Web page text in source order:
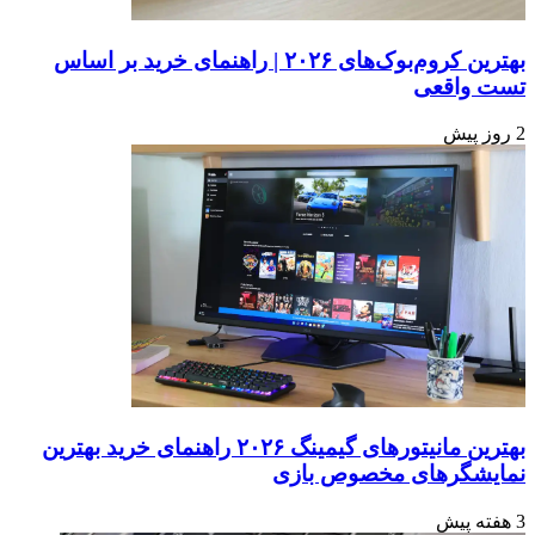
بهترین کروم‌بوک‌های ۲۰۲۶ | راهنمای خرید بر اساس
تست واقعی
2 روز پیش
بهترین مانیتورهای گیمینگ ۲۰۲۶ راهنمای خرید بهترین
نمایشگرهای مخصوص بازی
3 هفته پیش